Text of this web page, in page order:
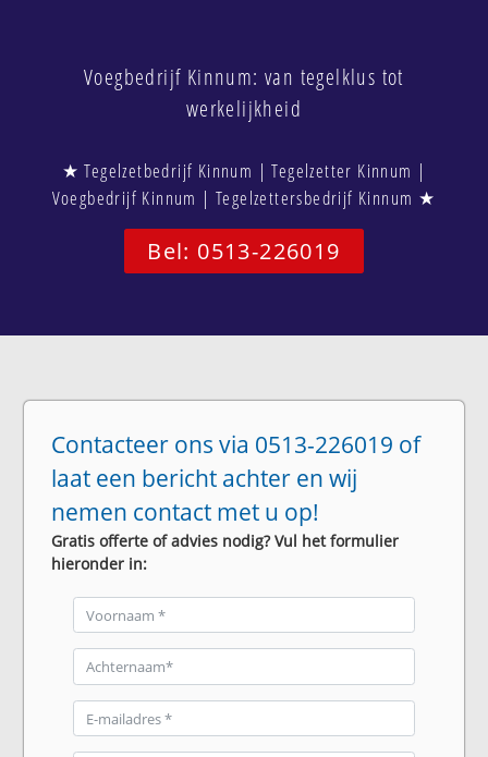
Voegbedrijf Kinnum: van tegelklus tot
werkelijkheid
★ Tegelzetbedrijf Kinnum | Tegelzetter Kinnum |
Voegbedrijf Kinnum | Tegelzettersbedrijf Kinnum ★
Bel: 0513-226019
Contacteer ons via 0513-226019 of
laat een bericht achter en wij
nemen contact met u op!
Gratis offerte of advies nodig? Vul het formulier
hieronder in: